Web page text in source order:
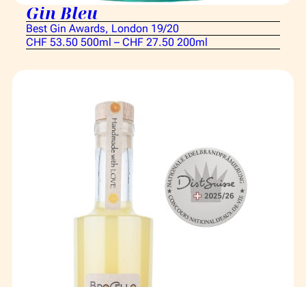
Gin Bleu
Best Gin Awards, London 19/20
CHF 53.50 500ml – CHF 27.50 200ml